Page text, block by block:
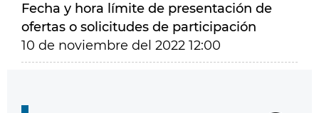
Fecha y hora límite de presentación de
ofertas o solicitudes de participación
10 de noviembre del 2022 12:00